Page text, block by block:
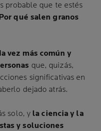
probable que te estés
qué salen granos
vez más común y
que, quizás,
significativas en
dejado atrás.
solo, y la ciencia y la
y soluciones